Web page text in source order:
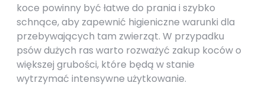
koce powinny być łatwe do prania i szybko
schnące, aby zapewnić higieniczne warunki dla
przebywających tam zwierząt. W przypadku
psów dużych ras warto rozważyć zakup koców o
większej grubości, które będą w stanie
wytrzymać intensywne użytkowanie.